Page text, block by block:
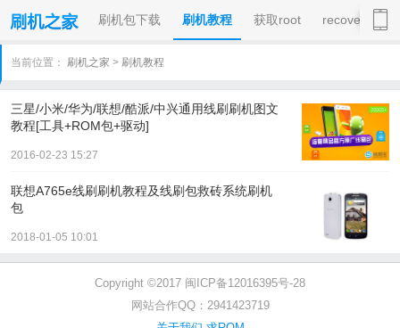
刷机包下载 刷机教程 获取root recovery
当前位置： 刷机之家 > 刷机教程
三星/小米/华为/联想/酷派/中兴通用线刷刷机图文
教程[工具+ROM包+驱动]
2016-02-23 15:27
联想A765e线刷刷机教程及线刷包救砖系统刷机
包
2018-01-05 10:01
Copyright ©2017 闽ICP备12016395号-28
网站合作QQ：2941423719